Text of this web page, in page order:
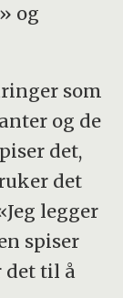
og
som
og de
det,
det
legger
spiser
det til å